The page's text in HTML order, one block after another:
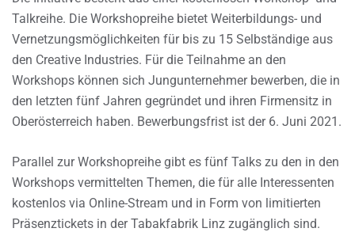
Talkreihe. Die Workshopreihe bietet Weiterbildungs- und
Vernetzungsmöglichkeiten für bis zu 15 Selbständige aus
den Creative Industries. Für die Teilnahme an den
Workshops können sich Jungunternehmer bewerben, die in
den letzten fünf Jahren gegründet und ihren Firmensitz in
Oberösterreich haben. Bewerbungsfrist ist der 6. Juni 2021.
Parallel zur Workshopreihe gibt es fünf Talks zu den in den
Workshops vermittelten Themen, die für alle Interessenten
kostenlos via Online-Stream und in Form von limitierten
Präsenztickets in der Tabakfabrik Linz zugänglich sind.